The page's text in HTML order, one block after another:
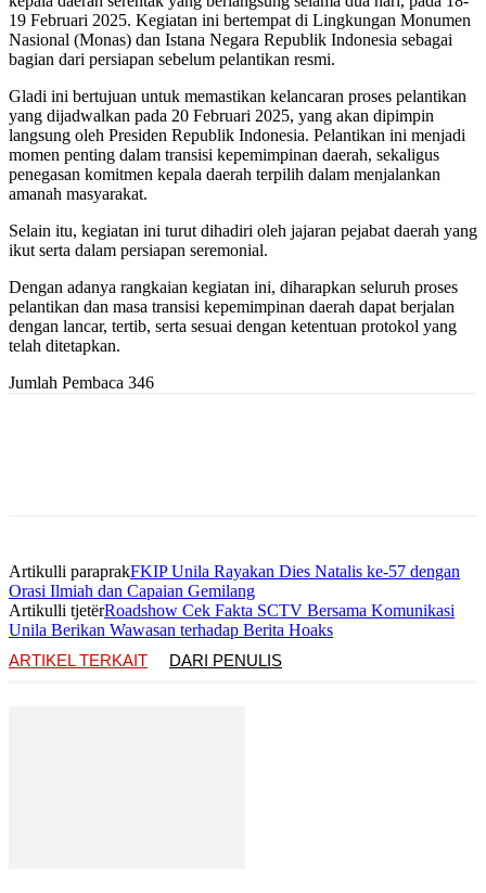
19 Februari 2025. Kegiatan ini bertempat di Lingkungan Monumen
Nasional (Monas) dan Istana Negara Republik Indonesia sebagai
bagian dari persiapan sebelum pelantikan resmi.
Gladi ini bertujuan untuk memastikan kelancaran proses pelantikan
yang dijadwalkan pada 20 Februari 2025, yang akan dipimpin
langsung oleh Presiden Republik Indonesia. Pelantikan ini menjadi
momen penting dalam transisi kepemimpinan daerah, sekaligus
penegasan komitmen kepala daerah terpilih dalam menjalankan
amanah masyarakat.
Selain itu, kegiatan ini turut dihadiri oleh jajaran pejabat daerah yang
ikut serta dalam persiapan seremonial.
Dengan adanya rangkaian kegiatan ini, diharapkan seluruh proses
pelantikan dan masa transisi kepemimpinan daerah dapat berjalan
dengan lancar, tertib, serta sesuai dengan ketentuan protokol yang
telah ditetapkan.
Jumlah Pembaca 346
Artikulli paraprakFKIP Unila Rayakan Dies Natalis ke-57 dengan
Orasi Ilmiah dan Capaian Gemilang
Artikulli tjetërRoadshow Cek Fakta SCTV Bersama Komunikasi
Unila Berikan Wawasan terhadap Berita Hoaks
ARTIKEL TERKAIT
DARI PENULIS